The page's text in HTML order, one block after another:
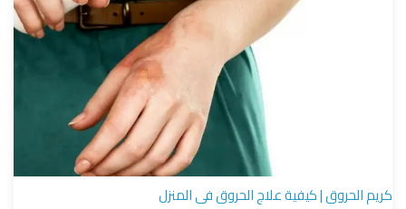
كريم الحروق | كيفية علاج الحروق فى المنزل